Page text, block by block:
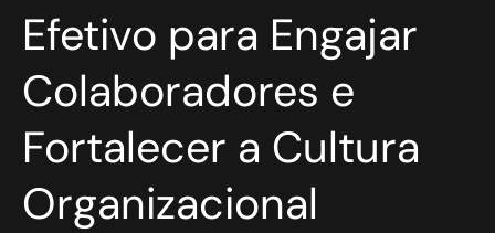
Efetivo para Engajar
Colaboradores e
Fortalecer a Cultura
Organizacional
Engajar
Colaboradores
e
Fortalecer
a
Cultura